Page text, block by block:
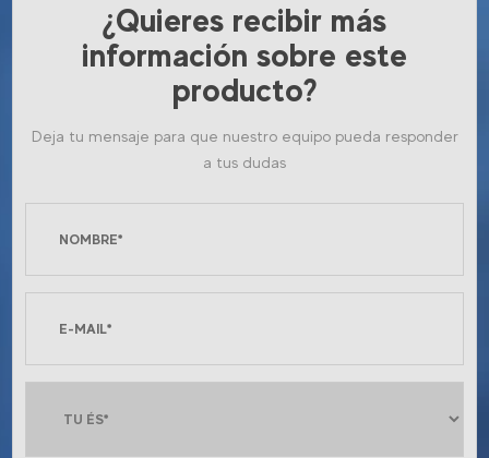
¿Quieres recibir más
información sobre este
producto?
Deja tu mensaje para que nuestro equipo pueda responder
a tus dudas